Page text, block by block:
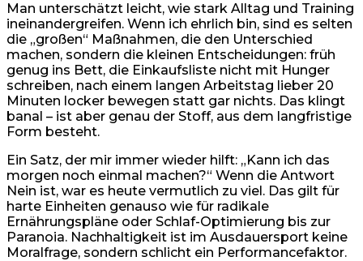
Man unterschätzt leicht, wie stark Alltag und Training
ineinandergreifen. Wenn ich ehrlich bin, sind es selten
die „großen“ Maßnahmen, die den Unterschied
machen, sondern die kleinen Entscheidungen: früh
genug ins Bett, die Einkaufsliste nicht mit Hunger
schreiben, nach einem langen Arbeitstag lieber 20
Minuten locker bewegen statt gar nichts. Das klingt
banal – ist aber genau der Stoff, aus dem langfristige
Form besteht.
Ein Satz, der mir immer wieder hilft: „Kann ich das
morgen noch einmal machen?“ Wenn die Antwort
Nein ist, war es heute vermutlich zu viel. Das gilt für
harte Einheiten genauso wie für radikale
Ernährungspläne oder Schlaf-Optimierung bis zur
Paranoia. Nachhaltigkeit ist im Ausdauersport keine
Moralfrage, sondern schlicht ein Performancefaktor.